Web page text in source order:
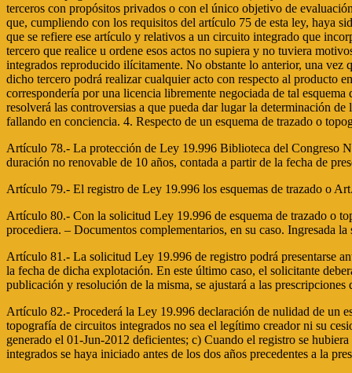
terceros con propósitos privados o con el único objetivo de
que, cumpliendo con los requisitos del artículo 75 de esta ley, haya
que se refiere ese artículo y relativos a un circuito integrado que
tercero que realice u ordene esos actos no supiera y no tuviera
integrados reproducido ilícitamente. No obstante lo anterior, una vez
dicho tercero podrá realizar cualquier acto con respecto al producto
correspondería por una licencia libremente negociada de tal
resolverá las controversias a que pueda dar lugar la determinación
fallando en conciencia. 4. Respecto de un esquema de trazado o
Artículo 78.- La protección de Ley 19.996 Biblioteca del Congreso
duración no renovable de 10 años, contada a partir de la fecha de
Artículo 79.- El registro de Ley 19.996 los esquemas de trazado o
Artículo 80.- Con la solicitud Ley 19.996 de esquema de trazado o
procediera. – Documentos complementarios, en su caso. Ingresada
Artículo 81.- La solicitud Ley 19.996 de registro podrá presentarse
la fecha de dicha explotación. En este último caso, el solicitante
publicación y resolución de la misma, se ajustará a las prescripciones
Artículo 82.- Procederá la Ley 19.996 declaración de nulidad de un
topografía de circuitos integrados no sea el legítimo creador ni su
generado el 01-Jun-2012 deficientes; c) Cuando el registro se
integrados se haya iniciado antes de los dos años precedentes a la